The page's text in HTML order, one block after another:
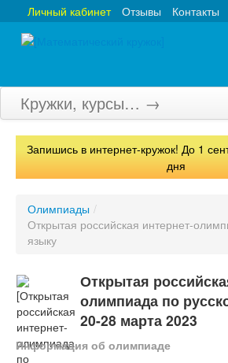
Контакты
Отзывы
Личный кабинет
Кружки, курсы… →
Главная
Олимпиады
Конкурсы
Вебинары
Тесты
Запишись в интернет-кружок! До 1
дня
Олимпиады /
Открытая российская интернет-
языку
Открытая
олимпиада по
20-28 марта 2023
Информация об олимпиаде